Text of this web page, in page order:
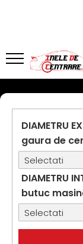
DIAMETRU
gaura de
DIAMETRU
butuc